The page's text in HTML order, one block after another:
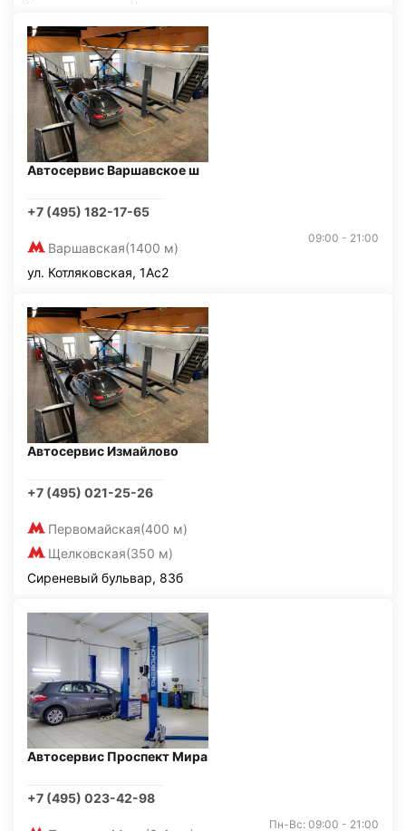
Автосервис Варшавское ш
+7 (495) 182-17-65
Варшавская(1400 м)
09:00 - 21:00
ул. Котляковская, 1Ас2
Автосервис Измайлово
+7 (495) 021-25-26
Первомайская(400 м)
Щелковская(350 м)
Сиреневый бульвар, 83б
Автосервис Проспект Мира
+7 (495) 023-42-98
Пн-Вс: 09:00 - 21:00